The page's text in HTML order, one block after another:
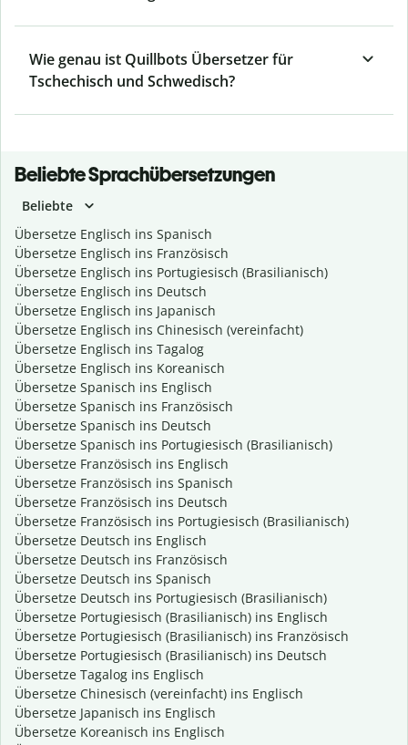
Wie genau ist Quillbots Übersetzer für
Tschechisch und Schwedisch?
Beliebte Sprachübersetzungen
Beliebte
Übersetze Englisch ins Spanisch
Übersetze Englisch ins Französisch
Übersetze Englisch ins Portugiesisch (Brasilianisch)
Übersetze Englisch ins Deutsch
Übersetze Englisch ins Japanisch
Übersetze Englisch ins Chinesisch (vereinfacht)
Übersetze Englisch ins Tagalog
Übersetze Englisch ins Koreanisch
Übersetze Spanisch ins Englisch
Übersetze Spanisch ins Französisch
Übersetze Spanisch ins Deutsch
Übersetze Spanisch ins Portugiesisch (Brasilianisch)
Übersetze Französisch ins Englisch
Übersetze Französisch ins Spanisch
Übersetze Französisch ins Deutsch
Übersetze Französisch ins Portugiesisch (Brasilianisch)
Übersetze Deutsch ins Englisch
Übersetze Deutsch ins Französisch
Übersetze Deutsch ins Spanisch
Übersetze Deutsch ins Portugiesisch (Brasilianisch)
Übersetze Portugiesisch (Brasilianisch) ins Englisch
Übersetze Portugiesisch (Brasilianisch) ins Französisch
Übersetze Portugiesisch (Brasilianisch) ins Deutsch
Übersetze Tagalog ins Englisch
Übersetze Chinesisch (vereinfacht) ins Englisch
Übersetze Japanisch ins Englisch
Übersetze Koreanisch ins Englisch